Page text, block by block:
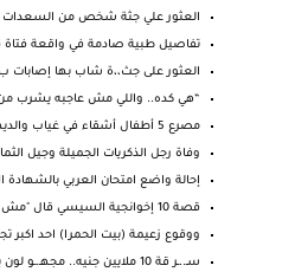
العثور علي جثة شخص من السعدات
تفاصيل طبية صادمة في واقعة
العثور على جث،،ة شاب بها إصابات
“هي كده.. واللي مش عاجبه يشرب من
مصرع 5 أطفال أشقاء في غياب والديهم بسبب تسريب غاز ...
وفاة رجل الذكريات الجميلة وجيل
إحالة واضع امتحان العربي بالشهادة
قصة 10 إخوانجية السيسي قال "مش هيطلعوا من السجن غي...
ووقوع زعيمة (بيت الحمرا) احد اكبر
سـ..ـر قة 10 ملايين جنيه.. مجهـ.ـو لون يقطعون الط...